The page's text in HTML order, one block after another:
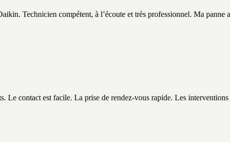
Technicien compétent, à l’écoute et très professionnel. Ma panne
contact est facile. La prise de rendez-vous rapide. Les